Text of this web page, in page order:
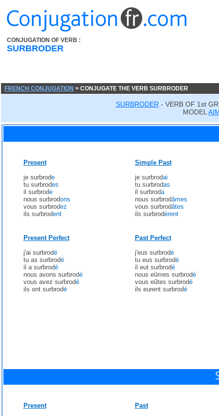
CONJUGATION OF VERB :
SURBRODER
FRENCH CONJUGATION > CONJUGATE THE VERB SURBRODER
SURBRODER - VERB OF 1st
MODEL
Present
je surbrode
tu surbrodes
il surbrode
nous surbrodons
vous surbrodez
ils surbrodent
Simple Past
je surbrodai
tu surbrodas
il surbroda
nous surbrodâmes
vous surbrodâtes
ils surbrodèrent
Present Perfect
j'ai surbrodé
tu as surbrodé
il a surbrodé
nous avons surbrodé
vous avez surbrodé
ils ont surbrodé
Past Perfect
j'eus surbrodé
tu eus surbrodé
il eut surbrodé
nous eûmes surbrodé
vous eûtes surbrodé
ils eurent surbrodé
Present
Past